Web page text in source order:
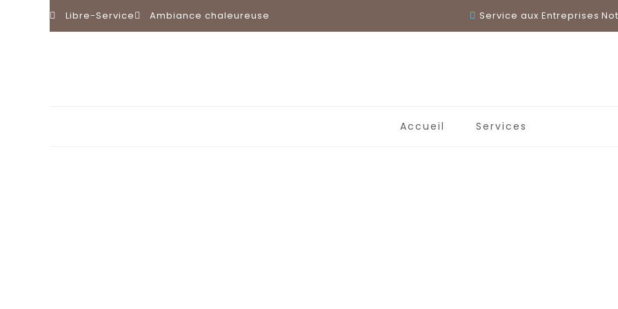
Libre-Service Ambiance chaleureuse Service aux Entreprises
Accueil Services